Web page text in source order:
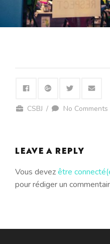
CSBJ / No Comments
LEAVE A REPLY
Vous devezêtre
pour rédiger un